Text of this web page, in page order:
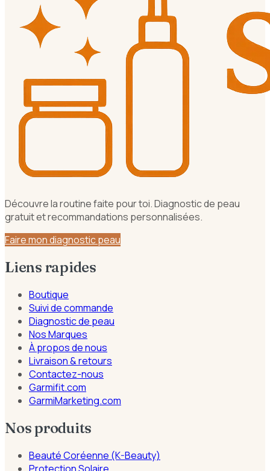
Découvre la routine faite pour toi. Diagnostic de peau
gratuit et recommandations personnalisées.
Faire mon diagnostic peau
Liens rapides
Boutique
Suivi de commande
Diagnostic de peau
Nos Marques
À propos de nous
Livraison & retours
Contactez-nous
Garmifit.com
GarmiMarketing.com
Nos produits
Beauté Coréenne (K-Beauty)